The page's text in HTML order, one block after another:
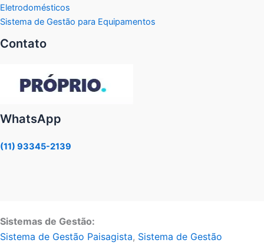
Eletrodomésticos
Sistema de Gestão para Equipamentos
Contato
WhatsApp
(11) 93345-2139
Sistemas de Gestão:
Sistema de Gestão Paisagista, Sistema de Gestão